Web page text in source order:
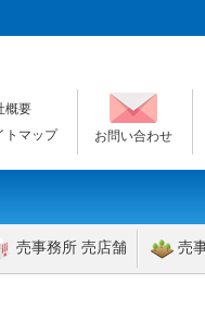
概要
トマップ
お問い合わせ
売事務所 売店舗 売